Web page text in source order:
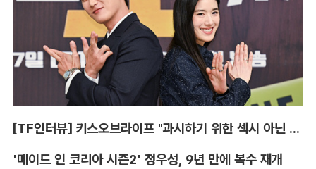
[TF인터뷰] 키스오브라이프 "과시하기 위한 섹시 아닌 당당함"
'메이드 인 코리아 시즌2' 정우성, 9년 만에 복수 재개